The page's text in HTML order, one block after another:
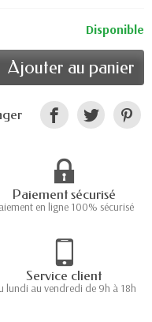
Disponible
Ajouter au panier
Paiement sécurisé
en ligne 100% sécurisé
Service client
lundi au vendredi de 9h à 18h